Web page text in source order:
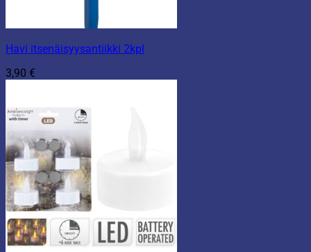
Havi itsenäisyysantiikki 2kpl
3,90 €